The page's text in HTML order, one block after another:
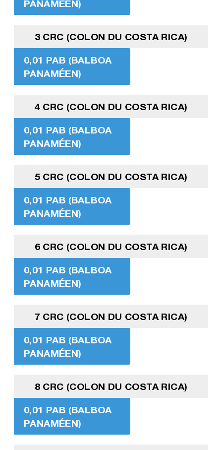
PANAMÉEN)
3 CRC (COLON DU COSTA RICA)
0,01 PAB (BALBOA
PANAMÉEN)
4 CRC (COLON DU COSTA RICA)
0,01 PAB (BALBOA
PANAMÉEN)
5 CRC (COLON DU COSTA RICA)
0,01 PAB (BALBOA
PANAMÉEN)
6 CRC (COLON DU COSTA RICA)
0,01 PAB (BALBOA
PANAMÉEN)
7 CRC (COLON DU COSTA RICA)
0,01 PAB (BALBOA
PANAMÉEN)
8 CRC (COLON DU COSTA RICA)
0,01 PAB (BALBOA
PANAMÉEN)